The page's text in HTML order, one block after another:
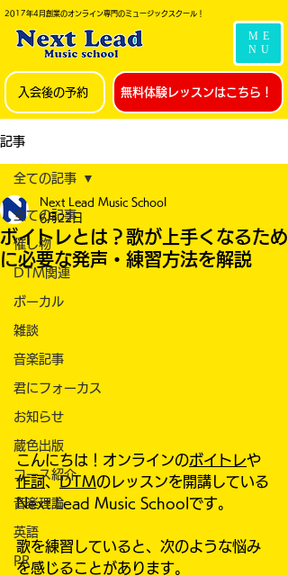
2017年4月創業のオンライン専門のミュージックスクール！
ME
NU
入会後の予約 無料体験レッスンはこちら！
記事
全ての記事
催し物
DTM関連
ボーカル
雑談
音楽記事
君にフォーカス
お知らせ
蔵色出版
コース紹介
音楽理論
英語
PR
全ての記事
ボイトレとは？歌が上手くなるため
に必要な発声・練習方法を解説
Next Lead Music School
6月22日
こんにちは！オンラインのボイトレや
作詞、DTMのレッスンを開講している
Next Lead Music Schoolです。
歌を練習していると、次のような悩み
を感じることがあります。